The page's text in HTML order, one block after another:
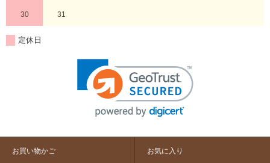
30 31
定休日
お買い物かご お気に入り